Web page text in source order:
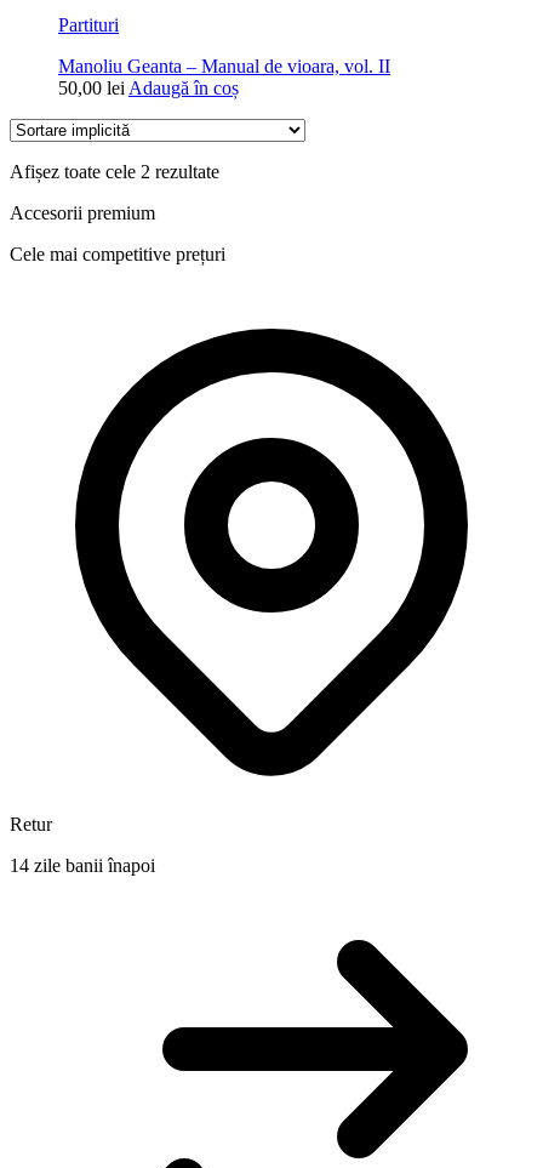
Partituri
Manoliu Geanta – Manual de vioara, vol. II
50,00 lei Adaugă în coș
Afișez toate cele 2 rezultate
Accesorii premium
Cele mai competitive prețuri
Retur
14 zile banii înapoi